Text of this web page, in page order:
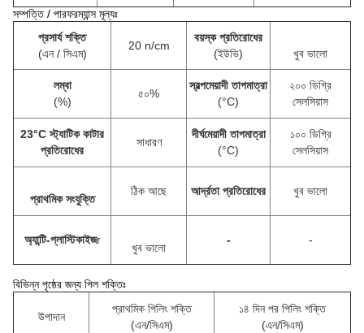
সম্পত্তি / পারফরম্যান্স মূল্যঃ
প্রসার্য শক্তি
(এন / সিএম)
20 n/cm
বয়স্ক প্রতিরোধের
(ইউভি)
খুব ভালো
লম্বা
(%)
৫০%
স্বল্পমেয়াদী তাপমাত্রা
(°C)
২০০ ডিগ্রি
সেলসিয়াস
23°C স্ট্যাটিক কাটার
প্রতিরোধের
সাধারণ
দীর্ঘমেয়াদী তাপমাত্রা
(°C)
১০০ ডিগ্রি
সেলসিয়াস
প্রাথমিক সংযুক্তি
ঠিক আছে আর্দ্রতা প্রতিরোধের খুব ভালো
অ্যান্টি-প্লাস্টিকাইজr
খুব ভালো
- -
বিভিন্ন পৃষ্ঠের জন্য পিল শক্তিঃ
উপাদান
প্রাথমিক পিলিং শক্তি
(এন/সিএম)
১৪ দিন পর পিলিং শক্তি
(এন/সিএম)